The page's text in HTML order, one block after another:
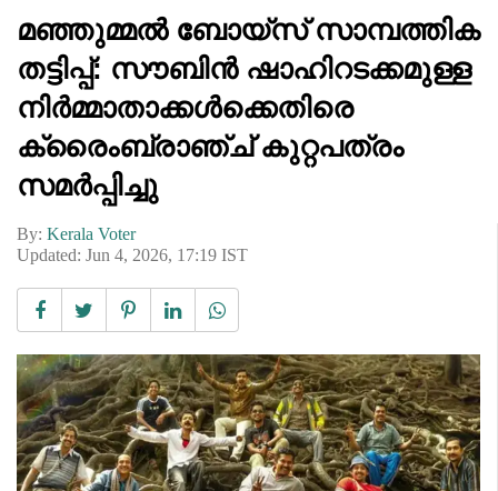
മഞ്ഞുമ്മൽ ബോയ്‌സ് സാമ്പത്തിക
തട്ടിപ്പ്: സൗബിൻ ഷാഹിറടക്കമുള്ള
നിർമ്മാതാക്കൾക്കെതിരെ
ക്രൈംബ്രാഞ്ച് കുറ്റപത്രം
സമർപ്പിച്ചു
By: Kerala Voter
Updated: Jun 4, 2026, 17:19 IST